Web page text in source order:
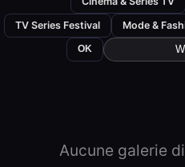
Mode &
TV Series Festival
OK
Aucune galerie